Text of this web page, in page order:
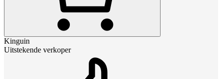
Kinguin
Uitstekende verkoper